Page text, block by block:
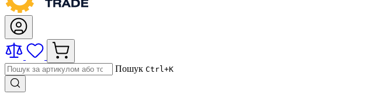
Пошук Ctrl+K